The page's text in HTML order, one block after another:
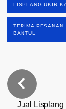
LISPLANG UKIR
TERIMA
BANTUL
Jual Lisplang